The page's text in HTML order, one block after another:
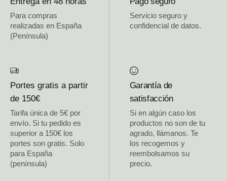
Para compras
realizadas en España
(Península)
Servicio seguro y
confidencial de datos.
Portes gratis a partir
de 150€
Tarifa única de 5€ por
envío. Si tu pedido es
superior a 150€ los
portes son gratis. Solo
para España
(península)
Garantía de
satisfacción
Si en algún caso los
productos no son de tu
agrado, llámanos. Te
los recogemos y
reembolsamos su
precio.